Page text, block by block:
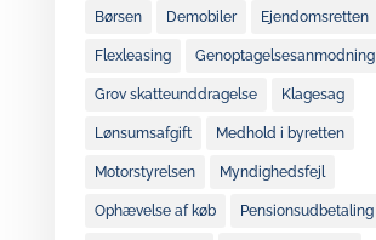
Børsen Demobiler Ejendomsretten
Flexleasing Genoptagelsesanmodning
Grov skatteunddragelse Klagesag
Lønsumsafgift Medhold i byretten
Motorstyrelsen Myndighedsfejl
Ophævelse af køb Pensionsudbetaling